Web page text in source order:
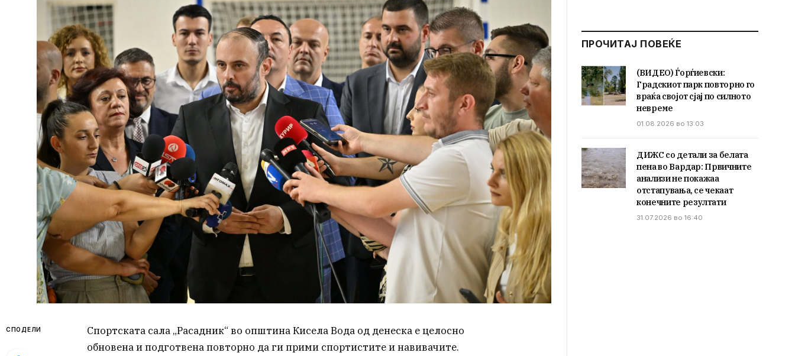
СПОДЕЛИ
Спортската сала „Расадник“ во општина Кисела Вода од денеска е целосно
обновена и подготвена повторно да ги прими спортистите и навивачите.
ПРОЧИТАЈ ПОВЕЌЕ
(ВИДЕО) Ѓорѓиевски:
Градскиот парк повторно го
враќа својот сјај по силното
невреме
01.08.2026 во 13:03
ДИЖС со детали за белата
пена во Вардар: Првичните
анализи не покажаа
отстапувања, се чекаат
конечните резултати
31.07.2026 во 16:40